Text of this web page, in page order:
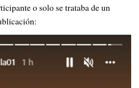
o solo se trataba de un